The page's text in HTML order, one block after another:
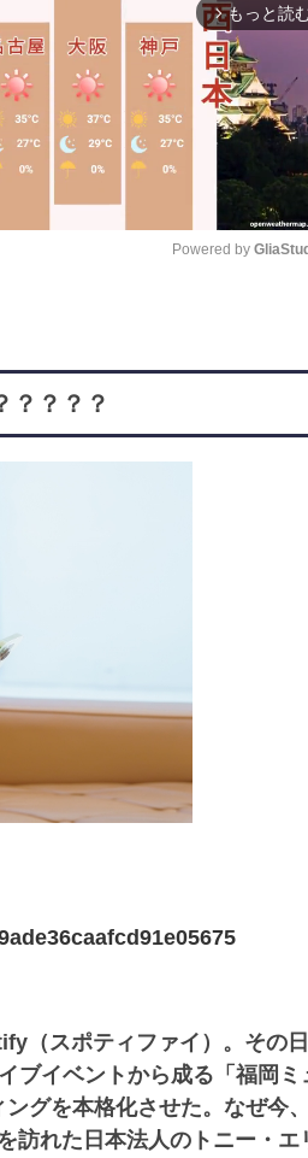
arrow_forward_ios もっと読
Powered by
？？？
（スポティファイ）。その
ブイベントから成る「福岡ミ
グを本格化させた。なぜ今
れた日本法人のトニー・エ